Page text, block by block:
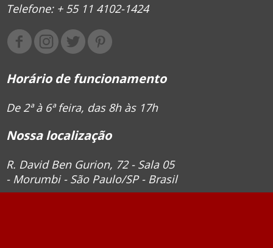
Telefone: + 55 11 4102-1424
Horário de funcionamento
De 2ª à 6ª feira, das 8h às 17h
Nossa localização
R. David Ben Gurion, 72 - Sala 05
- Morumbi - São Paulo/SP - Brasil